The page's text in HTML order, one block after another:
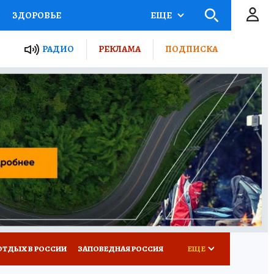
ЗДОРОВЬЕ
ПРОЕКТЫ РОССИИ
ПУТЕВОДИТЕЛЬ
ТУРИЗМ
ПОТРЕБИТЕЛЯ ВСЕ О КП
ЕЩЕ
РАДИО РЕКЛАМА ПОДПИСКА
В РОССИИ ЗАПОВЕДНАЯ РОССИЯ ЕЩЕ